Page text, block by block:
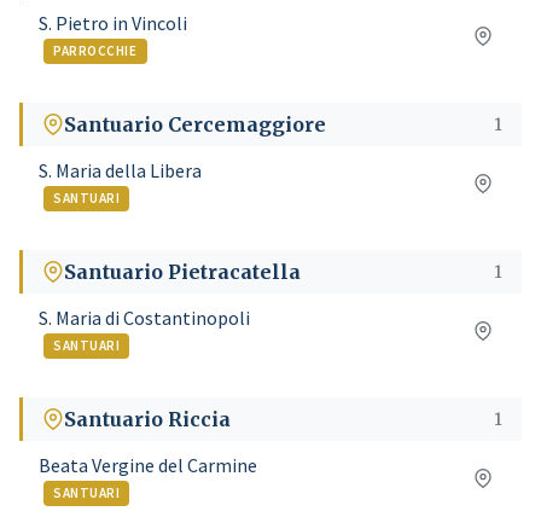
S. Pietro in Vincoli
PARROCCHIE
Santuario Cercemaggiore 1
S. Maria della Libera
SANTUARI
Santuario Pietracatella 1
S. Maria di Costantinopoli
SANTUARI
Santuario Riccia 1
Beata Vergine del Carmine
SANTUARI